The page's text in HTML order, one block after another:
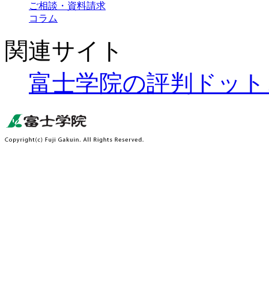
ご相談・資料請求
コラム
関連サイト
富士学院の評判ドッ